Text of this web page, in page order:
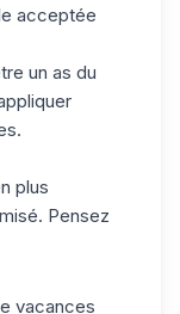
acceptée
un as du
plus
Pensez
vacances